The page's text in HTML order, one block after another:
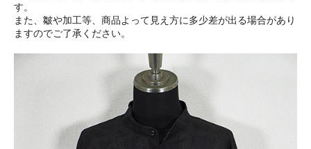
す。
また、皺や加工等、商品よって見え方に多少差が出る場合があり
ますのでご了承ください。